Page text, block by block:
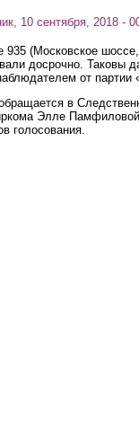
10 сентября, 2018 -
935 (Московское
досрочно. Таковы
от партии
в
Элле
голосования.